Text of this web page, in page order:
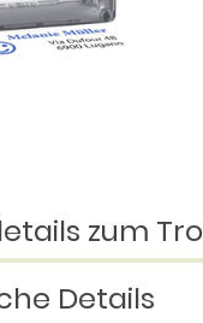
zum
Details